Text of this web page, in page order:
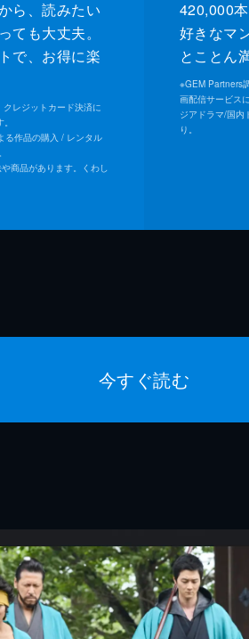
ら、読みたい
ても大丈夫。
で、お得に楽
レジットカード決済に
る作品の購入 / レンタル
商品があります。くわし
420,000
好きなマ
とことん
※GEM Partners
画配信サービス
ジアドラマ/国内
り。
今すぐ読む